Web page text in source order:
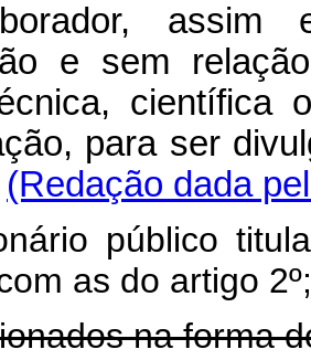
assim
e sem
científica
para ser
(Redação dada
público
as do artigo
na forma